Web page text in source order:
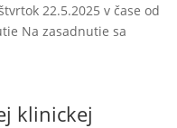
22.5.2025 v čase od
Na zasadnutie sa
klinickej